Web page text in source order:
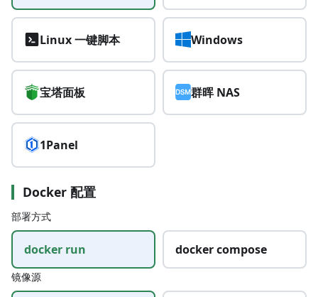
Linux 一键脚本 Windows
宝塔面板 群晖 NAS
1Panel
Docker 配置
部署方式
docker run docker compose
镜像源